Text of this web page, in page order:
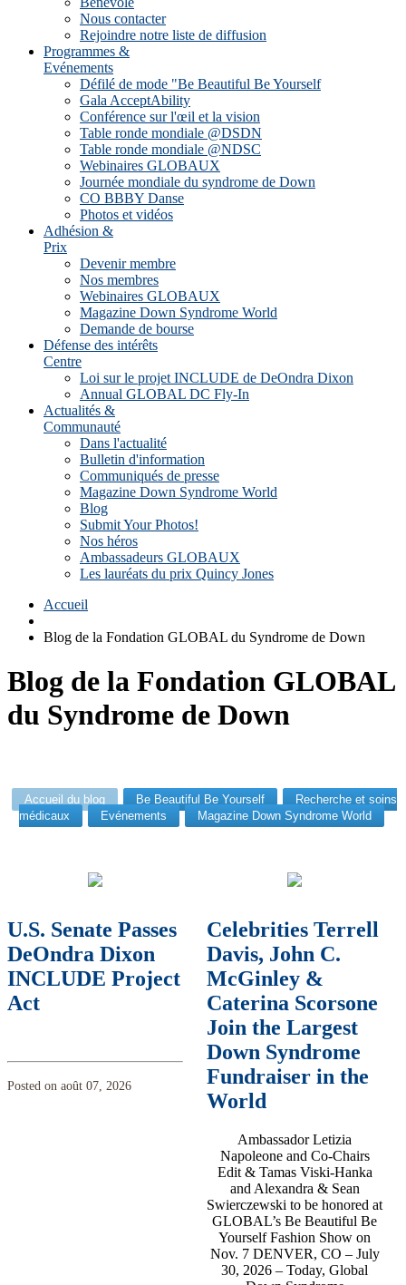
Nous contacter
Rejoindre notre liste de diffusion
Programmes &
Evénements
Défilé de mode "Be Beautiful Be Yourself
Gala AcceptAbility
Conférence sur l'œil et la vision
Table ronde mondiale @DSDN
Table ronde mondiale @NDSC
Webinaires GLOBAUX
Journée mondiale du syndrome de Down
CO BBBY Danse
Photos et vidéos
Adhésion &
Prix
Devenir membre
Nos membres
Webinaires GLOBAUX
Magazine Down Syndrome World
Demande de bourse
Défense des intérêts
Centre
Loi sur le projet INCLUDE de DeOndra Dixon
Annual GLOBAL DC Fly-In
Actualités &
Communauté
Dans l'actualité
Bulletin d'information
Communiqués de presse
Magazine Down Syndrome World
Blog
Submit Your Photos!
Nos héros
Ambassadeurs GLOBAUX
Les lauréats du prix Quincy Jones
Accueil
Blog de la Fondation GLOBAL du Syndrome de Down
Blog de la Fondation GLOBAL
du Syndrome de Down
Accueil du blog Be Beautiful Be Yourself
Recherche et soins
médicaux
Evénements Magazine Down Syndrome World
U.S. Senate Passes
DeOndra Dixon
INCLUDE Project
Act
Posted on août 07, 2026
Celebrities Terrell
Davis, John C.
McGinley &
Caterina Scorsone
Join the Largest
Down Syndrome
Fundraiser in the
World
Ambassador Letizia
Napoleone and Co-Chairs
Edit & Tamas Viski-Hanka
and Alexandra & Sean
Swierczewski to be honored at
GLOBAL’s Be Beautiful Be
Yourself Fashion Show on
Nov. 7 DENVER, CO – July
30, 2026 – Today, Global